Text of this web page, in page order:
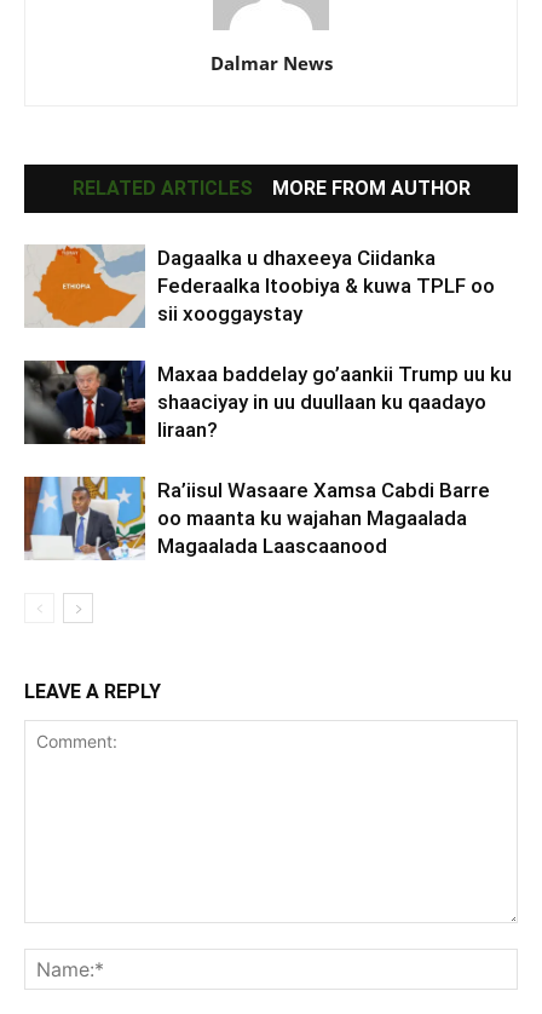
Dalmar News
RELATED ARTICLES MORE FROM AUTHOR
Dagaalka u dhaxeeya Ciidanka
Federaalka Itoobiya & kuwa TPLF oo
sii xooggaystay
Maxaa baddelay go’aankii Trump uu ku
shaaciyay in uu duullaan ku qaadayo
Iiraan?
Ra’iisul Wasaare Xamsa Cabdi Barre
oo maanta ku wajahan Magaalada
Magaalada Laascaanood
LEAVE A REPLY